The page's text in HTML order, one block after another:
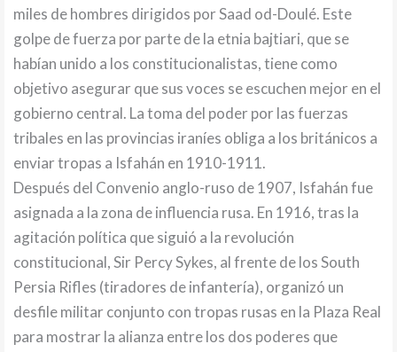
miles de hombres dirigidos por Saad od-Doulé. Este
golpe de fuerza por parte de la etnia bajtiari, que se
habían unido a los constitucionalistas, tiene como
objetivo asegurar que sus voces se escuchen mejor en el
gobierno central. La toma del poder por las fuerzas
tribales en las provincias iraníes obliga a los británicos a
enviar tropas a Isfahán en 1910-1911.
Después del Convenio anglo-ruso de 1907, Isfahán fue
asignada a la zona de influencia rusa. En 1916, tras la
agitación política que siguió a la revolución
constitucional, Sir Percy Sykes, al frente de los South
Persia Rifles (tiradores de infantería), organizó un
desfile militar conjunto con tropas rusas en la Plaza Real
para mostrar la alianza entre los dos poderes que